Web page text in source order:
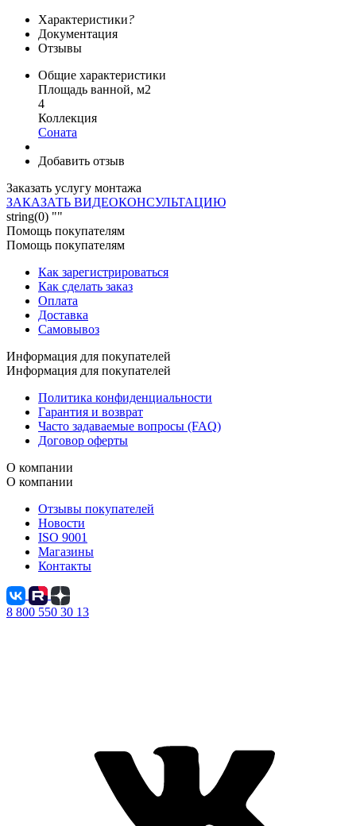
Характеристики?
Документация
Отзывы
Общие характеристики
Площадь ванной, м2
4
Коллекция
Соната
Добавить отзыв
Заказать услугу монтажа
ЗАКАЗАТЬ ВИДЕОКОНСУЛЬТАЦИЮ
string(0) ""
Помощь покупателям
Помощь покупателям
Как зарегистрироваться
Как сделать заказ
Оплата
Доставка
Самовывоз
Информация для покупателей
Информация для покупателей
Политика конфиденциальности
Гарантия и возврат
Часто задаваемые вопросы (FAQ)
Договор оферты
О компании
О компании
Отзывы покупателей
Новости
ISO 9001
Магазины
Контакты
8 800 550 30 13